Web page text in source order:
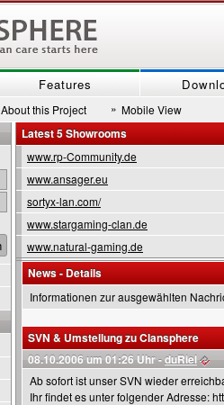
Features
About this Project » Mobile View
Latest 5 Showrooms
www.rp-Community.de
www.ansager.eu
sortyx-lan.com/
www.stargaming-clan.de
www.natural-gaming.de
News - Details
Informationen zur ausgewählten
SVN & Umstellung zu Clansphere
08.10.2006 um 01:26 Uhr -duRiel
Ab sofort ist unser SVN wieder
Ihr findet es unter folgender Adresse: